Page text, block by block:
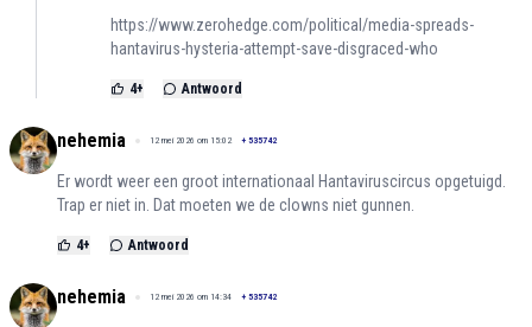
https://www.zerohedge.com/political/media-spreads-
hantavirus-hysteria-attempt-save-disgraced-who
4+ Antwoord
nehemia 12 mei 2026 om 15:02 + 535742
Er wordt weer een groot internationaal Hantaviruscircus opgetuigd.
Trap er niet in. Dat moeten we de clowns niet gunnen.
4+ Antwoord
nehemia 12 mei 2026 om 14:34 + 535742